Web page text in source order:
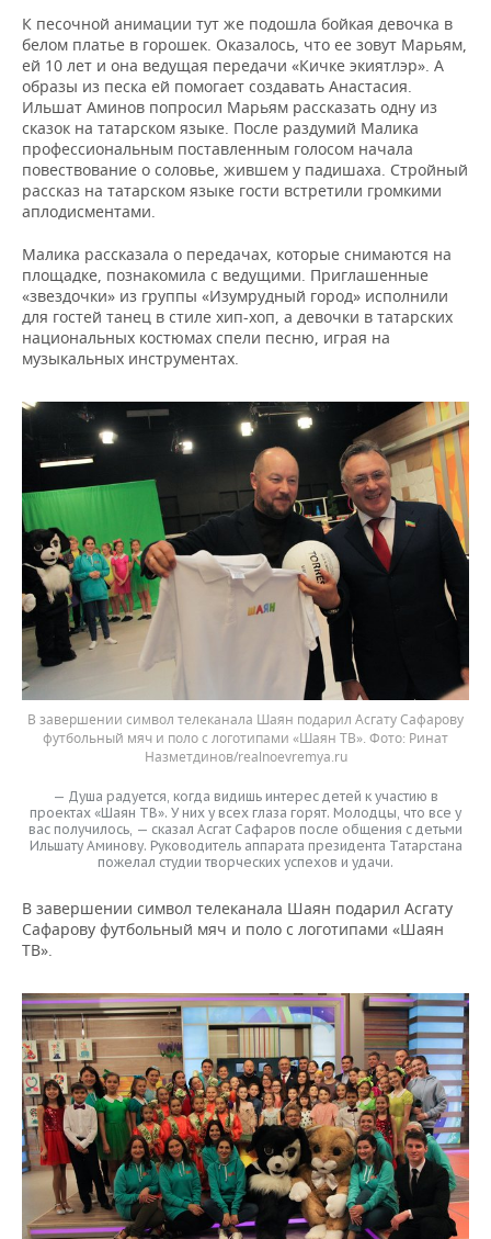
К песочной анимации тут же подошла бойкая девочка в
белом платье в горошек. Оказалось, что ее зовут Марьям,
ей 10 лет и она ведущая передачи «Кичке экиятлэр». А
образы из песка ей помогает создавать Анастасия.
Ильшат Аминов попросил Марьям рассказать одну из
сказок на татарском языке. После раздумий Малика
профессиональным поставленным голосом начала
повествование о соловье, жившем у падишаха. Стройный
рассказ на татарском языке гости встретили громкими
аплодисментами.
Малика рассказала о передачах, которые снимаются на
площадке, познакомила с ведущими. Приглашенные
«звездочки» из группы «Изумрудный город» исполнили
для гостей танец в стиле хип-хоп, а девочки в татарских
национальных костюмах спели песню, играя на
музыкальных инструментах.
В завершении символ телеканала Шаян подарил Асгату Сафарову
футбольный мяч и поло с логотипами «Шаян ТВ». Фото: Ринат
Назметдинов/realnoevremya.ru
— Душа радуется, когда видишь интерес детей к участию в
проектах «Шаян ТВ». У них у всех глаза горят. Молодцы, что все у
вас получилось, — сказал Асгат Сафаров после общения с детьми
Ильшату Аминову. Руководитель аппарата президента Татарстана
пожелал студии творческих успехов и удачи.
В завершении символ телеканала Шаян подарил Асгату
Сафарову футбольный мяч и поло с логотипами «Шаян
ТВ».